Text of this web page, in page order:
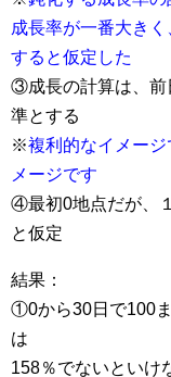
成長率が一番大き
すると仮定した
③成長の計算は、前
準とする
※複利的なイメー
メージです
④最初0地点だが、
と仮定
結果：
①0から30日で100
は
158％でないといけ